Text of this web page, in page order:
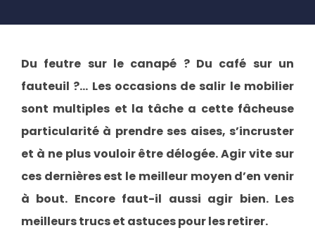
Du feutre sur le canapé ? Du café sur un
fauteuil ?… Les occasions de salir le mobilier
sont multiples et la tâche a cette fâcheuse
particularité à prendre ses aises, s’incruster
et à ne plus vouloir être délogée. Agir vite sur
ces dernières est le meilleur moyen d’en venir
à bout. Encore faut-il aussi agir bien. Les
meilleurs trucs et astuces pour les retirer.